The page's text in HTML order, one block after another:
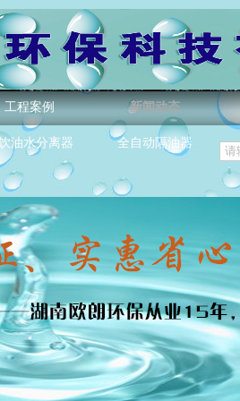
工程案例 新闻动态
油水分离器 全自动隔油器